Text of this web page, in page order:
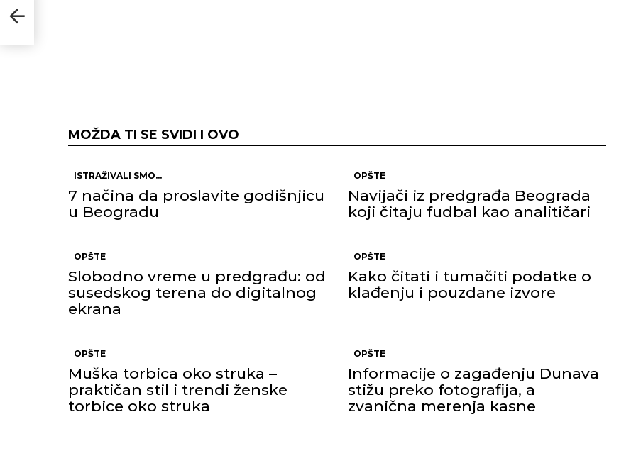
MOŽDA TI SE SVIDI I OVO
ISTRAŽIVALI SMO...
7 načina da proslavite godišnjicu
u Beogradu
OPŠTE
Navijači iz predgrađa Beograda
koji čitaju fudbal kao analitičari
OPŠTE
Slobodno vreme u predgrađu: od
susedskog terena do digitalnog
ekrana
OPŠTE
Kako čitati i tumačiti podatke o
klađenju i pouzdane izvore
OPŠTE
Muška torbica oko struka –
praktičan stil i trendi ženske
torbice oko struka
OPŠTE
Informacije o zagađenju Dunava
stižu preko fotografija, a
zvanična merenja kasne